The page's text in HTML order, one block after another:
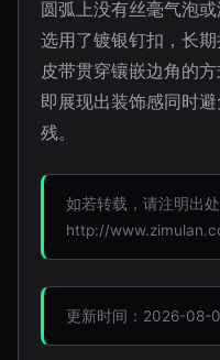
圆弧上没有丝毫气泡
选用了镀银钉扣，长
皮带贯穿镶嵌边角的
即展现出装饰感同时
残。
如若转载，请注明出处
http://
更新时间：2026-08-